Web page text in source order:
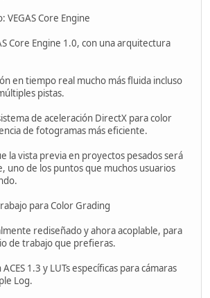
Core Engine
Core Engine 1.0, con una arquitectura
en tiempo real mucho más fluida incluso
pistas.
de aceleración DirectX para color
de fotogramas más eficiente.
la vista previa en proyectos pesados será
uno de los puntos que muchos usuarios
para Color Grading
rediseñado y ahora acoplable, para
de trabajo que prefieras.
1.3 y LUTs específicas para cámaras
Log.